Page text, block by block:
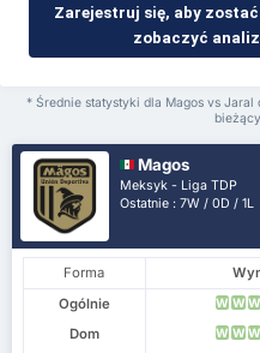
Zarejestruj się, aby
zobaczyć
* Średnie statystyki dla Magos vs Jaral
Magos
Meksyk - Liga TDP
Ostatnie : 7W / 0D / 1L
Forma
Ogólnie
W W W
Dom W W W